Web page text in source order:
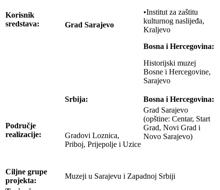
Korisnik
sredstava:
Grad Sarajevo
•Institut za zaštitu
kulturnog naslijeđa,
Kraljevo
Bosna i Hercegovina:
Historijski muzej
Bosne i Hercegovine,
Sarajevo
Područje
realizacije:
Srbija: Bosna i Hercegovina:
Gradovi Loznica,
Priboj, Prijepolje i Uzice
Grad Sarajevo
(opštine: Centar, Start
Grad, Novi Grad i
Novo Sarajevo)
Ciljne grupe
projekta:
Muzeji u Sarajevu i Zapadnoj Srbiji